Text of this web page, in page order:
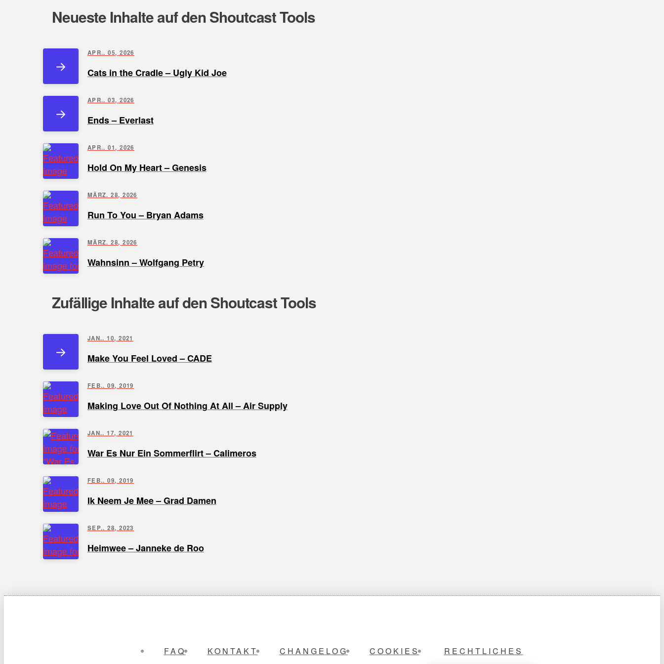
Neueste Inhalte auf den Shoutcast Tools
APR.. 05, 2026
Cats in the Cradle – Ugly Kid Joe
APR.. 03, 2026
Ends – Everlast
APR.. 01, 2026
Hold On My Heart – Genesis
MÄRZ. 28, 2026
Run To You – Bryan Adams
MÄRZ. 28, 2026
Wahnsinn – Wolfgang Petry
Zufällige Inhalte auf den Shoutcast Tools
JAN.. 10, 2021
Make You Feel Loved – CADE
FEB.. 09, 2019
Making Love Out Of Nothing At All – Air Supply
JAN.. 17, 2021
War Es Nur Ein Sommerflirt – Calimeros
FEB.. 09, 2019
Ik Neem Je Mee – Grad Damen
SEP.. 28, 2023
Heimwee – Janneke de Roo
FAQ KONTAKT CHANGELOG COOKIES RECHTLICHES